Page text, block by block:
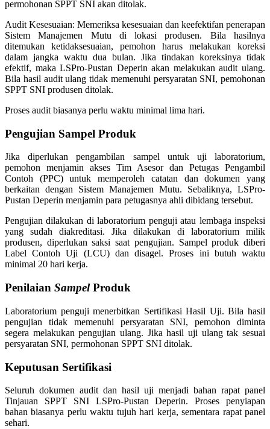
permohonan SPPT SNI akan ditolak.
Audit Kesesuaian: Memeriksa kesesuaian dan keefektifan penerapan
Sistem Manajemen Mutu di lokasi produsen. Bila hasilnya
ditemukan ketidaksesuaian, pemohon harus melakukan koreksi
dalam jangka waktu dua bulan. Jika tindakan koreksinya tidak
efektif, maka LSPro-Pustan Deperin akan melakukan audit ulang.
Bila hasil audit ulang tidak memenuhi persyaratan SNI, pemohonan
SPPT SNI produsen ditolak.
Proses audit biasanya perlu waktu minimal lima hari.
Pengujian Sampel Produk
Jika diperlukan pengambilan sampel untuk uji laboratorium,
pemohon menjamin akses Tim Asesor dan Petugas Pengambil
Contoh (PPC) untuk memperoleh catatan dan dokumen yang
berkaitan dengan Sistem Manajemen Mutu. Sebaliknya, LSPro-
Pustan Deperin menjamin para petugasnya ahli dibidang tersebut.
Pengujian dilakukan di laboratorium penguji atau lembaga inspeksi
yang sudah diakreditasi. Jika dilakukan di laboratorium milik
produsen, diperlukan saksi saat pengujian. Sampel produk diberi
Label Contoh Uji (LCU) dan disagel. Proses ini butuh waktu
minimal 20 hari kerja.
Penilaian SampelProduk
Laboratorium penguji menerbitkan Sertifikasi Hasil Uji. Bila hasil
pengujian tidak memenuhi persyaratan SNI, pemohon diminta
segera melakukan pengujian ulang. Jika hasil uji ulang tak sesuai
persyaratan SNI, permohonan SPPT SNI ditolak.
Keputusan Sertifikasi
Seluruh dokumen audit dan hasil uji menjadi bahan rapat panel
Tinjauan SPPT SNI LSPro-Pustan Deperin. Proses penyiapan
bahan biasanya perlu waktu tujuh hari kerja, sementara rapat panel
sehari.